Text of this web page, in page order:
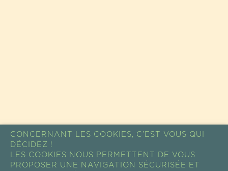
CONCERNANT LES COOKIES, C’EST VOUS QUI
DÉCIDEZ !
LES COOKIES NOUS PERMETTENT DE VOUS
PROPOSER UNE NAVIGATION SÉCURISÉE ET